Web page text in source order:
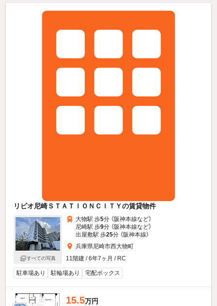
リビオ尼崎ＳＴＡＴＩＯＮＣＩＴＹの賃貸物件
すべての写真
大物駅 歩5分 （阪神本線など）
尼崎駅 歩9分 （阪神本線など）
出屋敷駅 歩25分 （阪神本線）
兵庫県尼崎市西大物町
11階建 / 6年7ヶ月 / RC
駐車場あり 駐輪場あり 宅配ボックス
15.5万円